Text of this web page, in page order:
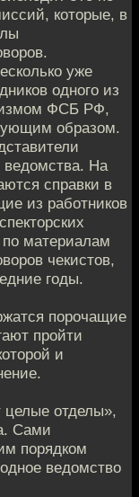
которые, в
уже
одного из
ФСБ РФ,
образом.
ведомства. На
справки в
из работников
материалам
чекистов,
годы.
порочащие
пройти
и
целые отделы»,
Сами
порядком
ведомство